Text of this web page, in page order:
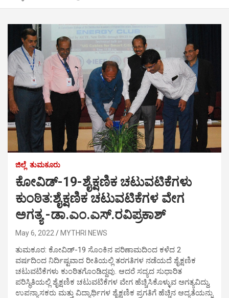
ಜಿಲ್ಲೆ ತುಮಕೂರು
ಕೋವಿಡ್-19-ಶೈಕ್ಷಣಿಕ ಚಟುವಟಿಕೆಗಳು
ಕುಂಠಿತ:ಶೈಕ್ಷಣಿಕ ಚಟುವಟಿಕೆಗಳ ವೇಗ
ಅಗತ್ಯ -ಡಾ.ಎಂ.ಎಸ್.ರವಿಪ್ರಕಾಶ್
May 6, 2022 MYTHRI NEWS
ತುಮಕೂರ: ಕೋವಿಡ್-19 ಸೊಂಕಿನ ಪರಿಣಾಮದಿಂದ ಕಳೆದ 2
ವರ್ಷದಿಂದ ನಿರ್ದಿಷ್ಟವಾದ ರೀತಿಯಲ್ಲಿ ತರಗತಿಗಳ ನಡೆಯದೆ ಶೈಕ್ಷಣಿಕ
ಚಟುವಟಿಕೆಗಳು ಕುಂಠಿತಗೊಂಡಿದ್ದವು. ಆದರೆ ಸದ್ಯದ ಸುಧಾರಿತ
ಪರಿಸ್ಥಿತಿಯಲ್ಲಿ ಶೈಕ್ಷಣಿಕ ಚಟುವಟಿಕೆಗಳ ವೇಗ ಹೆಚ್ಚಿಸಿಕೊಳ್ಳುವ ಅಗತ್ಯವಿದ್ದು,
ಉಪನ್ಯಾಸಕರು ಮತ್ತು ವಿದ್ಯಾರ್ಥಿಗಳ ಶೈಕ್ಷಣಿಕ ಪ್ರಗತಿಗೆ ಹೆಚ್ಚಿನ ಆದ್ಯತೆಯನ್ನು